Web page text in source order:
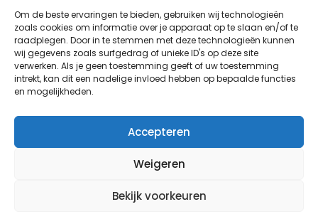
Om de beste ervaringen te bieden, gebruiken wij technologieën
zoals cookies om informatie over je apparaat op te slaan en/of te
raadplegen. Door in te stemmen met deze technologieën kunnen
wij gegevens zoals surfgedrag of unieke ID's op deze site
verwerken. Als je geen toestemming geeft of uw toestemming
intrekt, kan dit een nadelige invloed hebben op bepaalde functies
en mogelijkheden.
Accepteren
Weigeren
Bekijk voorkeuren
Binnen 24 uur wordt er contact met u opgenomen.
© Copyright LETSELSCHADE-CLAIM 2026. Alle rechten